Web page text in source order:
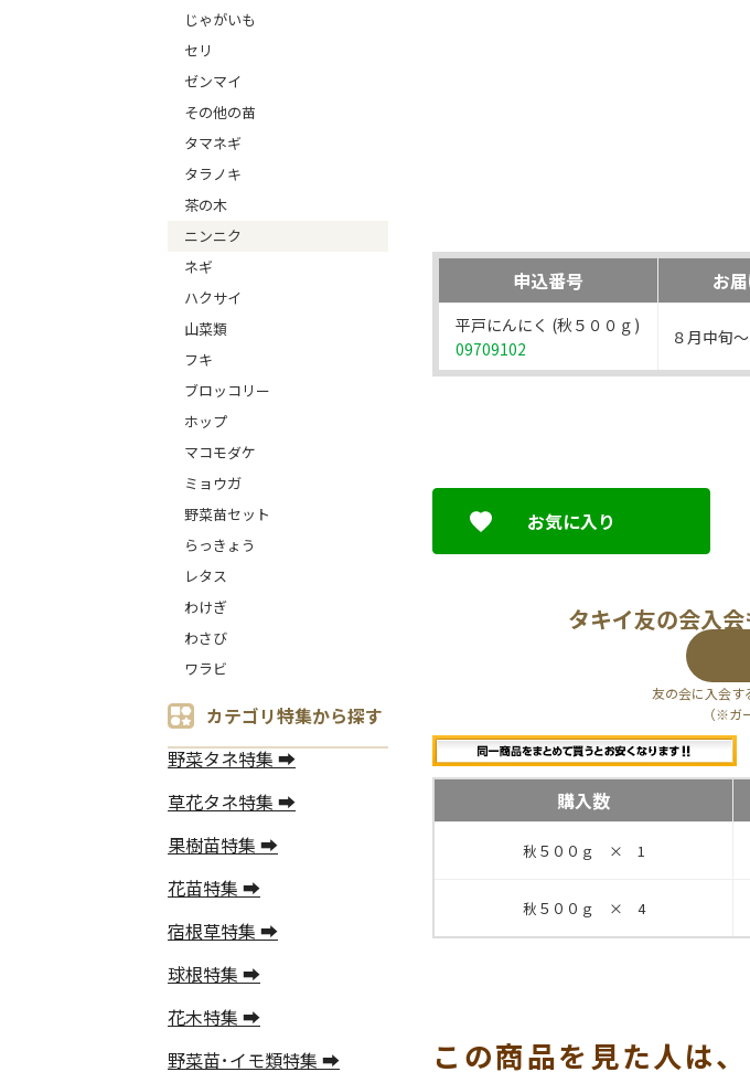
じゃがいも
セリ
ゼンマイ
その他の苗
タマネギ
タラノキ
茶の木
ニンニク
ネギ
ハクサイ
山菜類
フキ
ブロッコリー
ホップ
マコモダケ
ミョウガ
野菜苗セット
らっきょう
レタス
わけぎ
わさび
ワラビ
カテゴリ特集から探す
野菜タネ特集 ➡
草花タネ特集 ➡
果樹苗特集 ➡
花苗特集 ➡
宿根草特集 ➡
球根特集 ➡
花木特集 ➡
野菜苗･イモ類特集 ➡
申込番号 お
平戸にんにく (秋５００ｇ)
09709102
８月中旬
お気に入り
タキイ友の会入
友の会に入会す
（※ガ
購入数
秋５００ｇ × 1
秋５００ｇ × 4
この商品を見た人は